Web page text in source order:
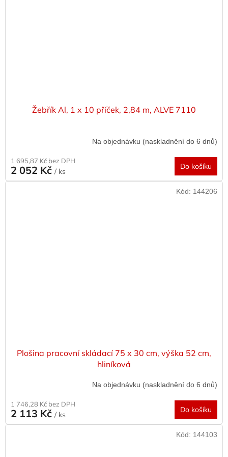
Žebřík Al, 1 x 10 příček, 2,84 m, ALVE 7110
Na objednávku (naskladnění do 6 dnů)
1 695,87 Kč bez DPH
2 052 Kč / ks
Do košíku
Plošina pracovní skládací 75 x 30 cm, výška 52 cm,
hliníková
Na objednávku (naskladnění do 6 dnů)
1 746,28 Kč bez DPH
2 113 Kč / ks
Do košíku
Kód: 144206
Kód: 144103